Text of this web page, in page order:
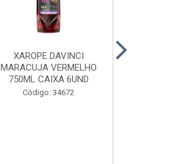
XAROPE DAVINCI
MARACUJA VERMELHO
750ML CAIXA 6UND
Código: 34672